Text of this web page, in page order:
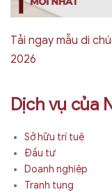
Tải ngay mẫu di
2026
Dịch vụ của
Sở hữu trí tuệ
Đầu tư
Doanh nghiệp
Tranh tụng